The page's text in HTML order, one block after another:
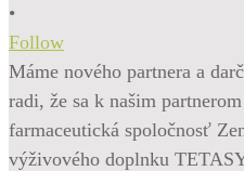
•
Follow
Máme nového partnera a
radi, že sa k našim
farmaceutická spoločnosť
výživového doplnku